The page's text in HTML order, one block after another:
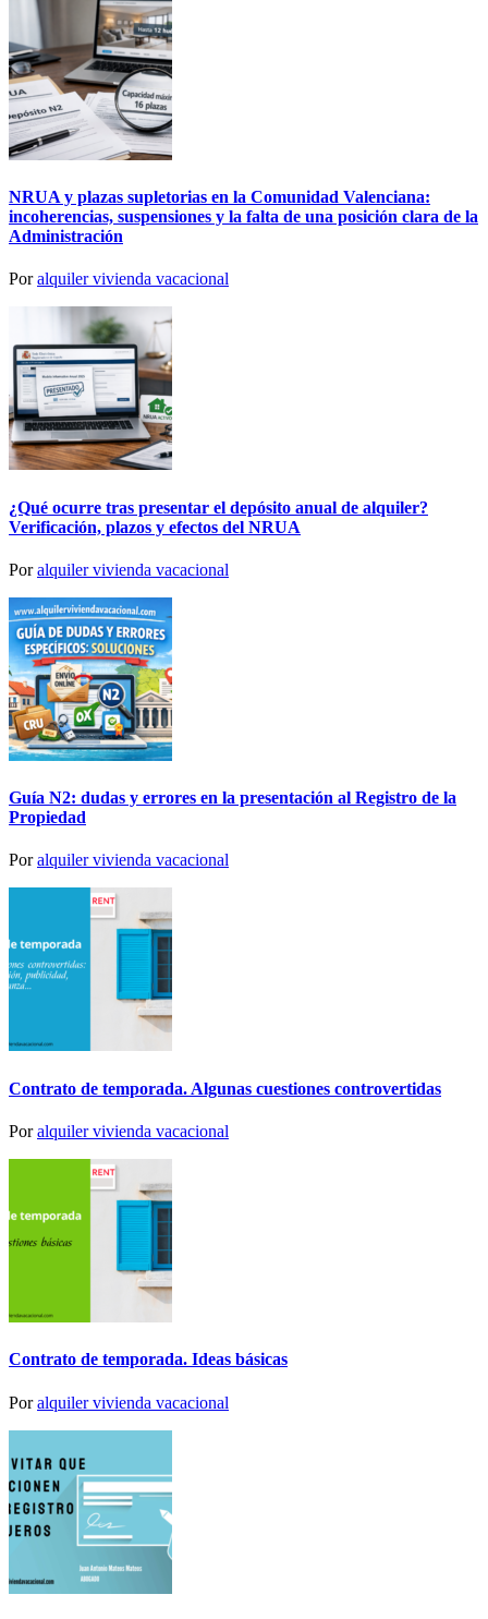
NRUA y plazas supletorias en la Comunidad Valenciana:
incoherencias, suspensiones y la falta de una posición clara de la
Administración
Poralquiler vivienda vacacional
¿Qué ocurre tras presentar el depósito anual de alquiler?
Verificación, plazos y efectos del NRUA
Poralquiler vivienda vacacional
Guía N2: dudas y errores en la presentación al Registro de la
Propiedad
Poralquiler vivienda vacacional
Contrato de temporada. Algunas cuestiones controvertidas
Poralquiler vivienda vacacional
Contrato de temporada. Ideas básicas
Poralquiler vivienda vacacional